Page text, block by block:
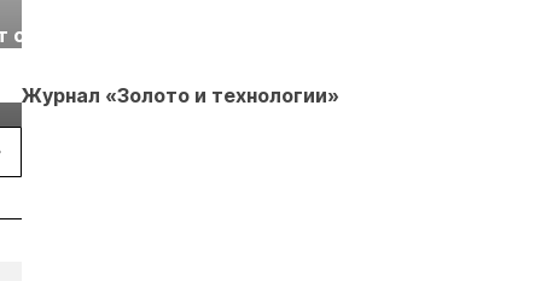
с
Журнал «Золото и технологии»